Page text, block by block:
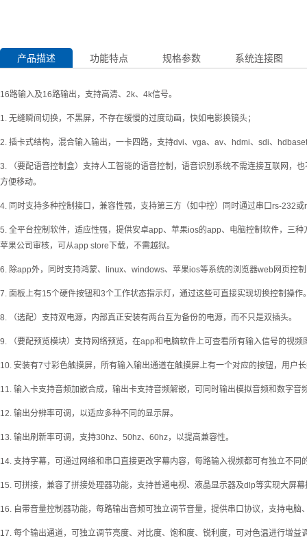
产品描述 功能特点 规格参数 系统连接图
16路输入及16路输出，支持高清、2k、4k信号。
1. 无缝瞬间切换，不黑屏，不存在缓慢的过度动画，快如电影换镜头；
2. 插卡式结构，混合输入输出，一卡四路，支持dvi、vga、av、hdmi、sdi、
3. （要配语音控制盒）支持人工智能的语音控制，语音识别系统不需连接互联网，
方便移动。
4. 同时支持多种控制接口，兼容性强，支持第三方（如中控）同时通过串口rs-232
5. 全平台控制软件，适应性强，提供安卓app、苹果ios的app、电脑控制软件，三
苹果公司审核，可从app store下载，不需越狱。
6. 除app外，同时支持鸿蒙、linux、windows、苹果ios等系统的浏览器web网页控
7. 面板上有15个硬件按钮和3个工作状态指示灯，通过这些可直接实现切换控制操作
8. （选配）支持双电源，内部真正安装有两台互为备份的电源，而不只是双插头。
9. （要配预览模块）支持网络预览，在app和电脑软件上可查看所有输入信号的视频
10. 安装有7寸彩色触摸屏，所有输入输出通道在触摸屏上有一个对应的按钮，用
11. 输入卡支持音频加嵌合成，输出卡支持音频解嵌，可同时输出模拟音频和数字
12. 输出分辨率可调，以适应多种不同的显示屏。
13. 输出刷新率可调，支持30hz、50hz、60hz，以提高兼容性。
14. 支持字幕，可通过网络和串口直接更改字幕内容，每路输入视频都可有独立不
15. 可拼接，兼容了拼接处理器功能，支持普通电视、液晶显示器及dlp等实现大屏
16. 自带音量控制器功能，每路输出音频可独立调节音量，提供串口协议，支持电
17. 每个输出通道，可独立调节亮度、对比度、饱和度、锐利度，可对色温进行增益